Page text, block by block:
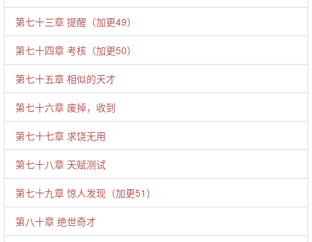
第七十三章 提醒（加更49）
第七十四章 考核（加更50）
第七十五章 相似的天才
第七十六章 废掉，收到
第七十七章 求饶无用
第七十八章 天赋测试
第七十九章 惊人发现（加更51）
第八十章 绝世奇才